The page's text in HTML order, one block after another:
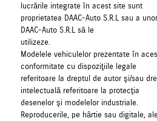
lucrările integrate în acest site sunt
proprietatea DAAC-Auto S.R.L sau a
DAAC-Auto S.R.L să le
utilizeze.
Modelele vehiculelor prezentate în
conformitate cu dispoziţiile legale
referitoare la dreptul de autor şi/sau
intelectuală referitoare la protecţia
desenelor şi modelelor industriale.
Reproducerile, pe hârtie sau digitale,